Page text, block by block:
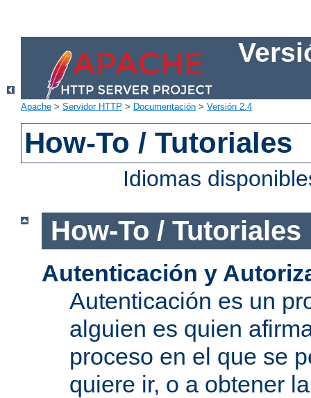
Apache > Servidor HTTP > Documentación > Versión 2.4
How-To / Tutoriales
Idiomas
How-To / Tutoriales
Autenticación y
Autenticación es un
alguien es quien
proceso en el que se
quiere ir, o a obtener